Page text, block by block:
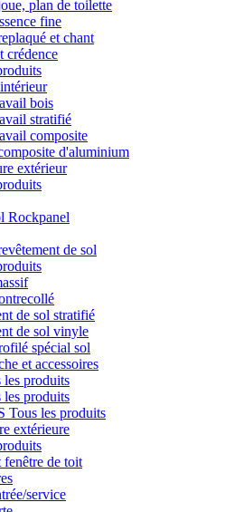
plan de toilette
fine
et chant
crédence
bois
stratifié
composite
d'aluminium
extérieur
Rockpanel
de sol
de sol stratifié
de sol vinyle
spécial sol
et accessoires
les produits
les produits
Tous les produits
extérieure
fenêtre de toit
service